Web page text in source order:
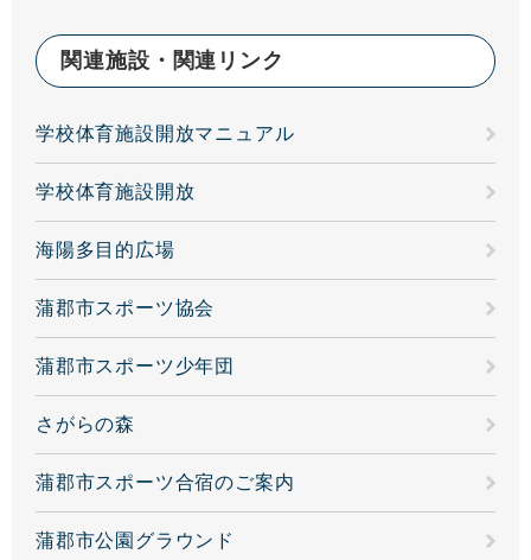
関連施設・関連リンク
学校体育施設開放マニュアル
学校体育施設開放
海陽多目的広場
蒲郡市スポーツ協会
蒲郡市スポーツ少年団
さがらの森
蒲郡市スポーツ合宿のご案内
蒲郡市公園グラウンド